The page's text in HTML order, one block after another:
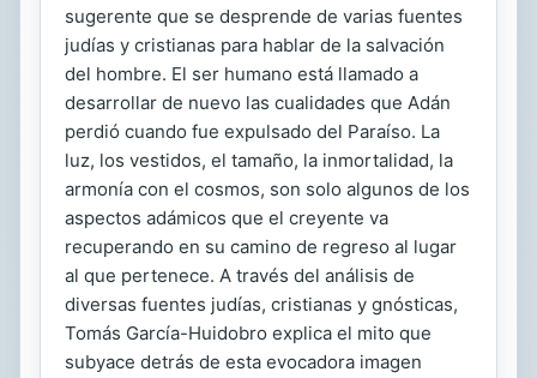
sugerente que se desprende de varias fuentes
judías y cristianas para hablar de la salvación
del hombre. El ser humano está llamado a
desarrollar de nuevo las cualidades que Adán
perdió cuando fue expulsado del Paraíso. La
luz, los vestidos, el tamaño, la inmortalidad, la
armonía con el cosmos, son solo algunos de los
aspectos adámicos que el creyente va
recuperando en su camino de regreso al lugar
al que pertenece. A través del análisis de
diversas fuentes judías, cristianas y gnósticas,
Tomás García-Huidobro explica el mito que
subyace detrás de esta evocadora imagen